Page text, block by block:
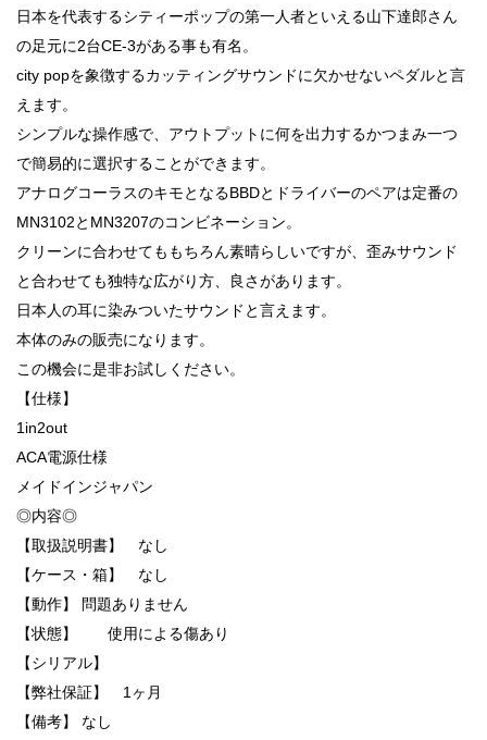
日本を代表するシティーポップの第一人者といえる山下達郎さん
の足元に2台CE-3がある事も有名。
city popを象徴するカッティングサウンドに欠かせないペダルと言
えます。
シンプルな操作感で、アウトプットに何を出力するかつまみ一つ
で簡易的に選択することができます。
アナログコーラスのキモとなるBBDとドライバーのペアは定番の
MN3102とMN3207のコンビネーション。
クリーンに合わせてももちろん素晴らしいですが、歪みサウンド
と合わせても独特な広がり方、良さがあります。
日本人の耳に染みついたサウンドと言えます。
本体のみの販売になります。
この機会に是非お試しください。
【仕様】
1in2out
ACA電源仕様
メイドインジャパン
◎内容◎
【取扱説明書】 なし
【ケース・箱】 なし
【動作】 問題ありません
【状態】 使用による傷あり
【シリアル】
【弊社保証】 1ヶ月
【備考】 なし